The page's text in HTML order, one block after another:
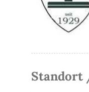
Standort